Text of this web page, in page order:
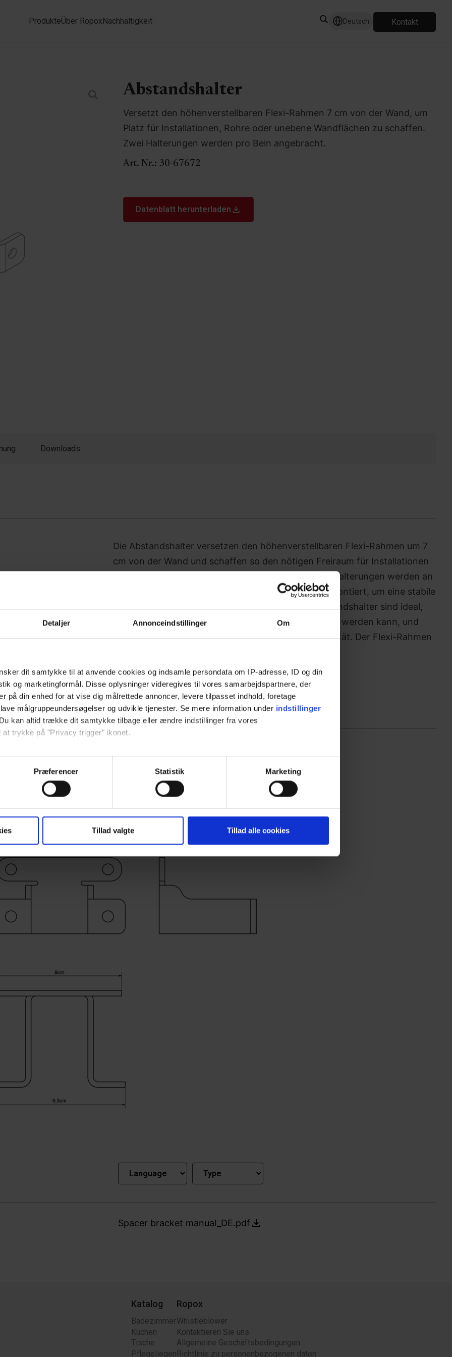
Detaljer Annonceindstillinger Om
dit samtykke til at anvende cookies og indsamle persondata om IP-adresse, ID og din
og marketingformål. Disse oplysninger videregives til vores samarbejdspartnere, der
på din enhed for at vise dig målrettede annoncer, levere tilpasset indhold, foretage
målgruppeundersøgelser og udvikle tjenester. Se mere information under indstillinger
kan altid trække dit samtykke tilbage eller ændre indstillinger fra vores
at trykke på "Privacy trigger" ikonet.
gerne:
om din placering, der kan være nøjagtig inden for få meter
baseret på en scanning af dens unikke karakteristika (fingerprinting)
vores indhold og annoncer, til at vise dig funktioner til sociale medier og til at analysere
om din brug af vores hjemmeside med vores partnere inden for sociale medier,
Vores partnere kan kombinere disse data med andre oplysninger, du har givet
fra din brug af deres tjenester.
Præferencer Statistik Marketing
Tillad valgte Tillad alle cookies
ProdukteÜber RopoxNachhaltigkeit Deutsch Kontakt
Abstandshalter
Versetzt den höhenverstellbaren Flexi-Rahmen 7 cm von der Wand, um
Platz für Installationen, Rohre oder unebene Wandflächen zu schaffen.
Zwei Halterungen werden pro Bein angebracht.
Art. Nr.: 30-67672
Datenblatt herunterladen
Downloads
Die Abstands­halter versetzen den höhenverstellbaren Flexi-Rahmen um 7
cm von der Wand und schaffen so den nötigen Freiraum für Installationen
wie Rohre, Kabel oder unebene Wandflächen. Zwei Halterungen werden an
jedem Bein zwischen Wandhalterung und Rahmen montiert, um eine stabile
und sichere Befestigung zu gewährleisten. Die Abstands­halter sind ideal,
wenn der Rahmen nicht direkt an der Wand montiert werden kann, und
gewährleisten sowohl Sicherheit als auch Funktionalität. Der Flexi-Rahmen
Spacer bracket manual_DE.pdf
Katalog
Badezimmer
Küchen
Tische
Pflegeliegen
Ropox
Whistleblower
Kontaktieren Sie uns
Allgemeine Geschäftsbedingungen
Richtlinie zu personenbezogenen daten